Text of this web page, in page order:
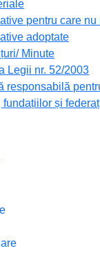
pentru care
adoptate
Minute
Legii nr. 52/2003
responsabilă
și